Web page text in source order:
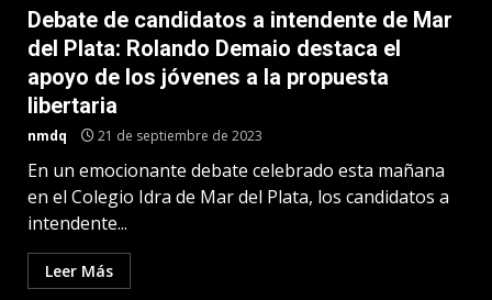
Debate de candidatos a intendente de Mar
del Plata: Rolando Demaio destaca el
apoyo de los jóvenes a la propuesta
libertaria
nmdq 21 de septiembre de 2023
En un emocionante debate celebrado esta mañana
en el Colegio Idra de Mar del Plata, los candidatos a
intendente...
Leer Más